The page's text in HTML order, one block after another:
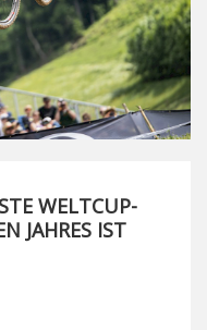
WELTCUP-
JAHRES IST